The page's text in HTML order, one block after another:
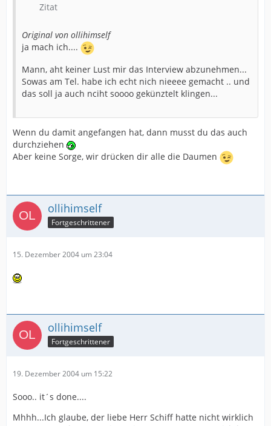
Zitat
Original von ollihimself
ja mach ich....
Mann, aht keiner Lust mir das Interview abzunehmen...
Sowas am Tel. habe ich echt nich nieeee gemacht .. und
das soll ja auch nciht soooo gekünztelt klingen...
Wenn du damit angefangen hat, dann musst du das auch
durchziehen
Aber keine Sorge, wir drücken dir alle die Daumen
ollihimself
Fortgeschrittener
15. Dezember 2004 um 23:04
ollihimself
Fortgeschrittener
19. Dezember 2004 um 15:22
Sooo.. it´s done....
Mhhh...Ich glaube, der liebe Herr Schiff hatte nicht wirklich